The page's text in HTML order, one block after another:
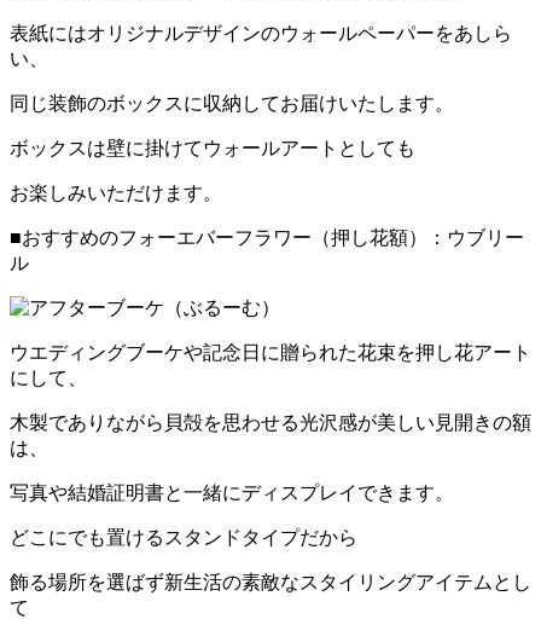
表紙にはオリジナルデザインのウォールペーパーをあしら
い、
同じ装飾のボックスに収納してお届けいたします。
ボックスは壁に掛けてウォールアートとしても
お楽しみいただけます。
■おすすめのフォーエバーフラワー（押し花額）：ウブリー
ル
ウエディングブーケや記念日に贈られた花束を押し花アート
にして、
木製でありながら貝殻を思わせる光沢感が美しい見開きの額
は、
写真や結婚証明書と一緒にディスプレイできます。
どこにでも置けるスタンドタイプだから
飾る場所を選ばず新生活の素敵なスタイリングアイテムとし
て